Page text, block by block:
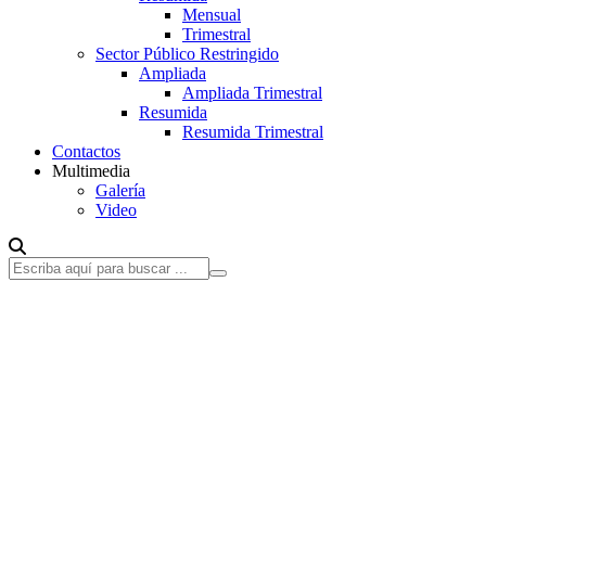
Mensual
Trimestral
Sector Público Restringido
Ampliada
Ampliada Trimestral
Resumida
Resumida Trimestral
Contactos
Multimedia
Galería
Video